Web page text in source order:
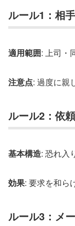
ルール1：相
適用範囲: 上司・
注意点: 過度に親
ルール2：依
基本構造: 恐れ入
効果: 要求を和ら
ルール3：メ